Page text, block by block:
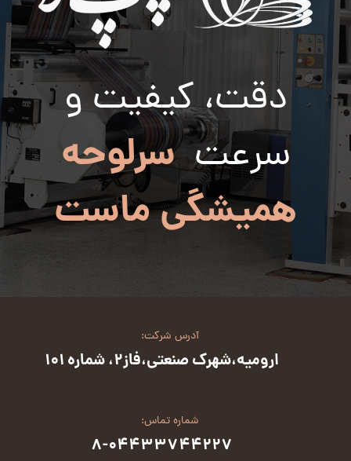
دقت، کیفیت و
سرعتسرلوحه
همیشگی ماست
آدرس شرکت:
ارومیه،شهرک صنعتی،فاز2، شماره 101
شماره تماس:
8-04433744227